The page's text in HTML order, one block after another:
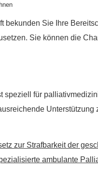
bekunden Sie Ihre
Sie können die
speziell für
Unterstützung
zur Strafbarkeit der
ambulante